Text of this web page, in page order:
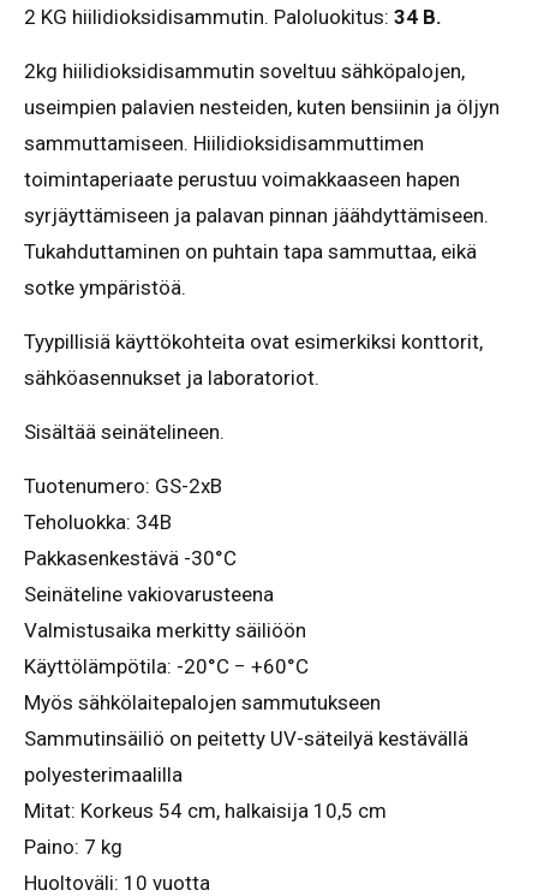
2 KG hiilidioksidisammutin. Paloluokitus: 34 B.
2kg hiilidioksidisammutin soveltuu sähköpalojen,
useimpien palavien nesteiden, kuten bensiinin ja öljyn
sammuttamiseen. Hiilidioksidisammuttimen
toimintaperiaate perustuu voimakkaaseen hapen
syrjäyttämiseen ja palavan pinnan jäähdyttämiseen.
Tukahduttaminen on puhtain tapa sammuttaa, eikä
sotke ympäristöä.
Tyypillisiä käyttökohteita ovat esimerkiksi konttorit,
sähköasennukset ja laboratoriot.
Sisältää seinätelineen.
Tuotenumero: GS-2xB
Teholuokka: 34B
Pakkasenkestävä -30°C
Seinäteline vakiovarusteena
Valmistusaika merkitty säiliöön
Käyttölämpötila: -20°C − +60°C
Myös sähkölaitepalojen sammutukseen
Sammutinsäiliö on peitetty UV-säteilyä kestävällä
polyesterimaalilla
Mitat: Korkeus 54 cm, halkaisija 10,5 cm
Paino: 7 kg
Huoltoväli: 10 vuotta